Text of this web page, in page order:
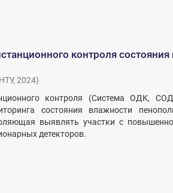
контроля состояния
, 2024)
контроля (Система ОДК,
состояния влажности
выявлять участки с
детекторов.